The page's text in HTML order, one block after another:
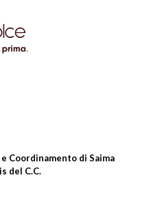
Coordinamento di Saima
del C.C.